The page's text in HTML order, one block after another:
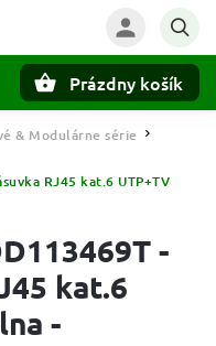
Prázdny košík
& Modulárne série /
RJ45 kat.6 UTP+TV
-
kat.6
-